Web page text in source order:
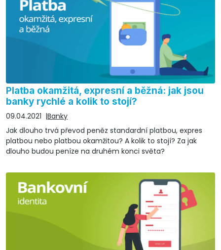
Platba okamžitá, expresní a běžná: jak jsou
banky rychlé a kolik to stojí?
09.04.2021
Banky
Jak dlouho trvá převod peněz standardní platbou, expres
platbou nebo platbou okamžitou? A kolik to stojí? Za jak
dlouho budou peníze na druhém konci světa?